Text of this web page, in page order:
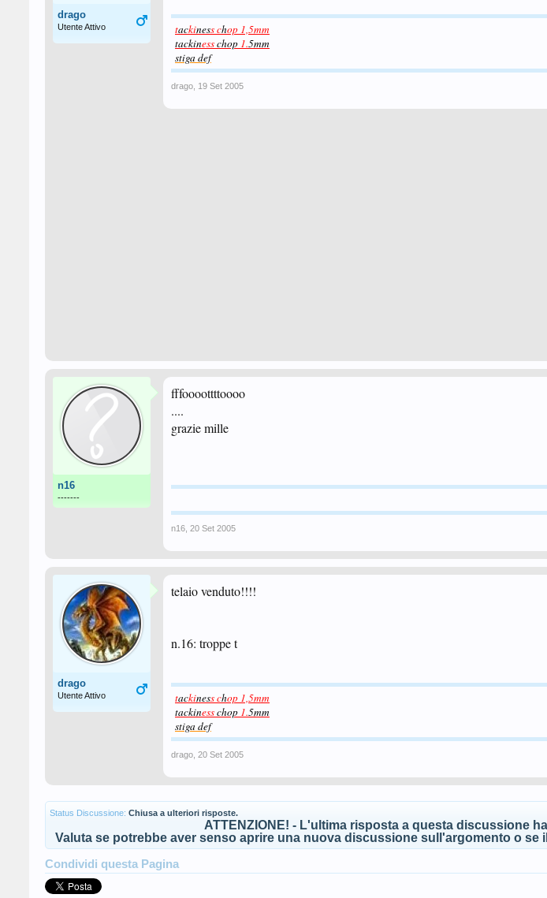
drago
Utente Attivo tackiness chop 1,5mm
tackinesschop 1.5mm
stiga def
drago 19 Set 2005
n16
-------
fffoooottttoooo
....
grazie mille
n16 20 Set 2005
drago
Utente Attivo
telaio venduto!!!!
n.16: troppe t
tackiness chop 1,5mm
tackinesschop 1.5mm
stiga def
drago 20 Set 2005
Status Discussione: Chiusa a ulteriori risposte.
ATTENZIONE! - L'ultima risposta a questa discussione
Valuta se potrebbe aver senso aprire una nuova discussione sull'argomento o se
Condividi questa Pagina